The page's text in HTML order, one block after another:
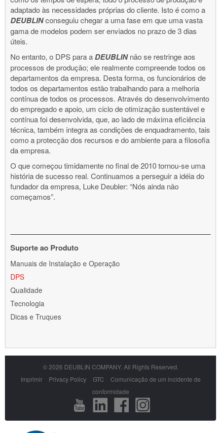
adaptado às necessidades próprias do cliente. Isto é como a
DEUBLINconseguiu chegar a uma fase em que uma vasta
gama de modelos podem ser enviados no prazo de 3 dias
úteis.
No entanto, o DPS para aDEUBLINnão se restringe aos
processos de produção; ele realmente compreende todos os
departamentos da empresa. Desta forma, os funcionários de
todos os departamentos estão trabalhando para a melhoria
contínua de todos os processos. Através do desenvolvimento
do empregado e apoio, um ciclo de otimização sustentável e
contínua foi desenvolvida, que, ao lado de máxima eficiência
técnica, também integra as condições de enquadramento, tais
como a protecção dos recursos e do ambiente para a filosofia
da empresa.
O que começou timidamente no final de 2010 tornou-se uma
história de sucesso real. Continuamos a perseguir a idéia do
fundador da empresa, Luke Deubler: “Nós ainda não
começamos”.
Suporte ao Produto
Skip
Manuais de Instalação e Operação
DPS
Qualidade
Tecnologia
Dicas e Truques
© 2026 DEUBLIN COMPANY. All Rights Reserved.
Skip
navigation
Imprimir Privacy Policy GTC
Comunicação de um incidente de
conformidade